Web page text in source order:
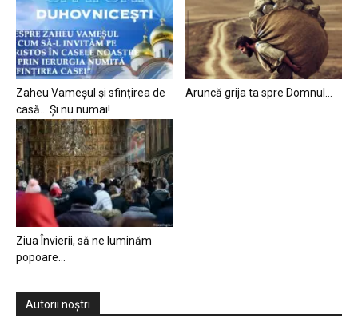
Zaheu Vameșul și sfințirea de
casă… Și nu numai!
Aruncă grija ta spre Domnul…
Ziua Învierii, să ne luminăm
popoare…
Autorii noștri